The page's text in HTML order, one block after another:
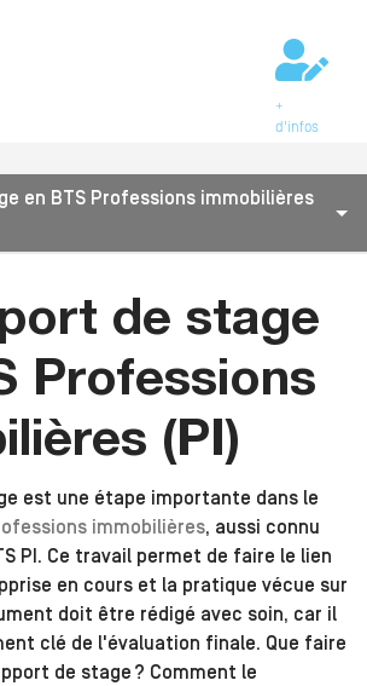
+
d'infos
en BTS Professions immobilières
de stage
Professions
(PI)
est une étape importante dans le
immobilières, aussi connu
PI. Ce travail permet de faire le lien
en cours et la pratique vécue sur
doit être rédigé avec soin, car il
clé de l'évaluation finale. Que faire
de stage ? Comment le